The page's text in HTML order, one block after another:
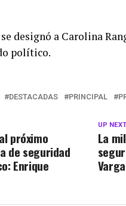
designó a Carolina
político.
DESTACADAS PRINCIPAL
UP NEXT
La
próximo
de seguridad
Enrique